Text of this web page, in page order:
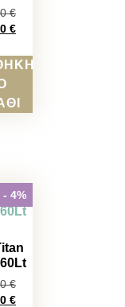
€
€
- 4%
€
€